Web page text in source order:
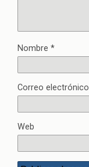
Nombre *
Correo electrónico
Web